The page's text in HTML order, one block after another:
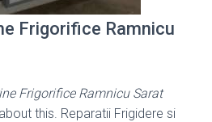
Frigorifice Ramnicu
Frigorifice Ramnicu Sarat
this. Reparatii Frigidere si